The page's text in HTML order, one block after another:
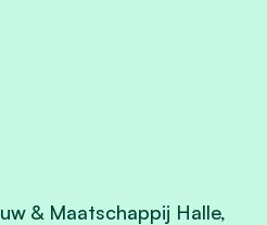
& Maatschappij Halle,